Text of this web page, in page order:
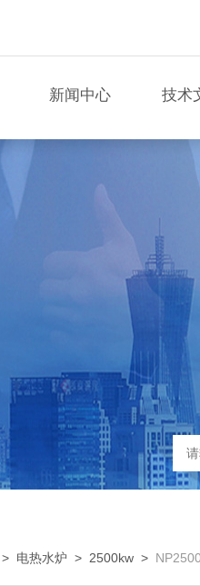
新闻中心 技术
> 电热水炉 > 2500kw >